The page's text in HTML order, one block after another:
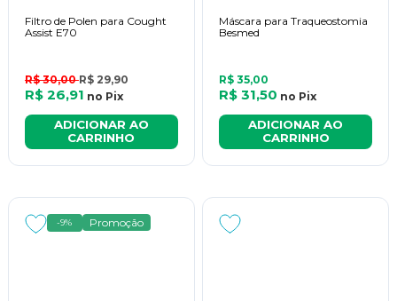
Filtro de Polen para Cought
Assist E70
R$ 30,00R$ 29,90
R$ 26,91 no Pix
ADICIONAR AO
CARRINHO
Máscara para Traqueostomia
Besmed
R$ 35,00
R$ 31,50 no Pix
ADICIONAR AO
CARRINHO
-9% Promoção